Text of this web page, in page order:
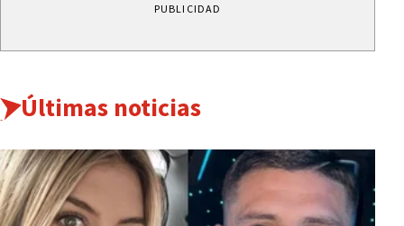
PUBLICIDAD
Últimas noticias